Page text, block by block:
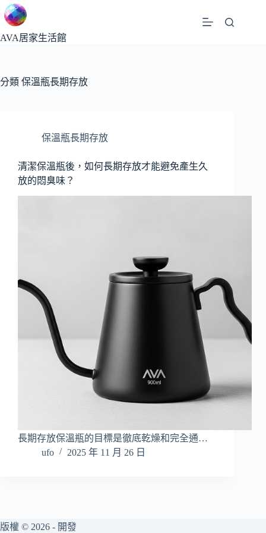
跳
至
主
容
AVA居家生活館
分類 保溫瓶長期存放
保溫瓶長期存放
清潔保溫瓶後，如何長期存放才能避免產生久
放的悶臭味？
長期存放保溫瓶的目標是徹底乾燥和完全通…
ufo
2025 年 11 月 26 日
版權 © 2026 - 開發